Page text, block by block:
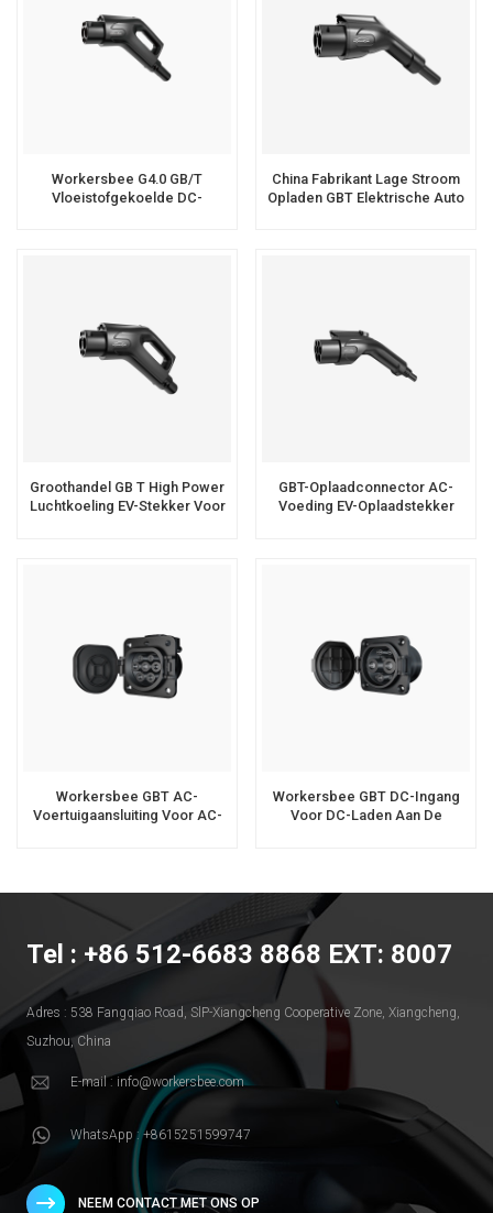
Workersbee G4.0 GB/T
Vloeistofgekoelde DC-
China Fabrikant Lage Stroom
Opladen GBT Elektrische Auto
Groothandel GB T High Power
Luchtkoeling EV-Stekker Voor
GBT-Oplaadconnector AC-
Voeding EV-Oplaadstekker
Workersbee GBT AC-
Voertuigaansluiting Voor AC-
Workersbee GBT DC-Ingang
Voor DC-Laden Aan De
Tel : +86 512-6683 8868 EXT: 8007
Adres : 538 Fangqiao Road, SlP-Xiangcheng Cooperative Zone, Xiangcheng,
Suzhou, China
E-mail : info@workersbee.com
WhatsApp : +8615251599747
NEEM CONTACT MET ONS OP